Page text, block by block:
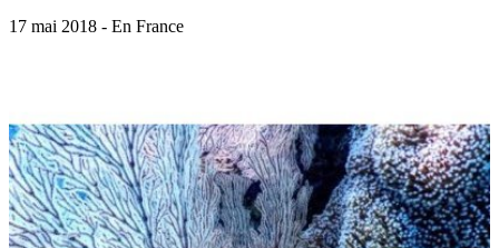
17 mai 2018 - En France